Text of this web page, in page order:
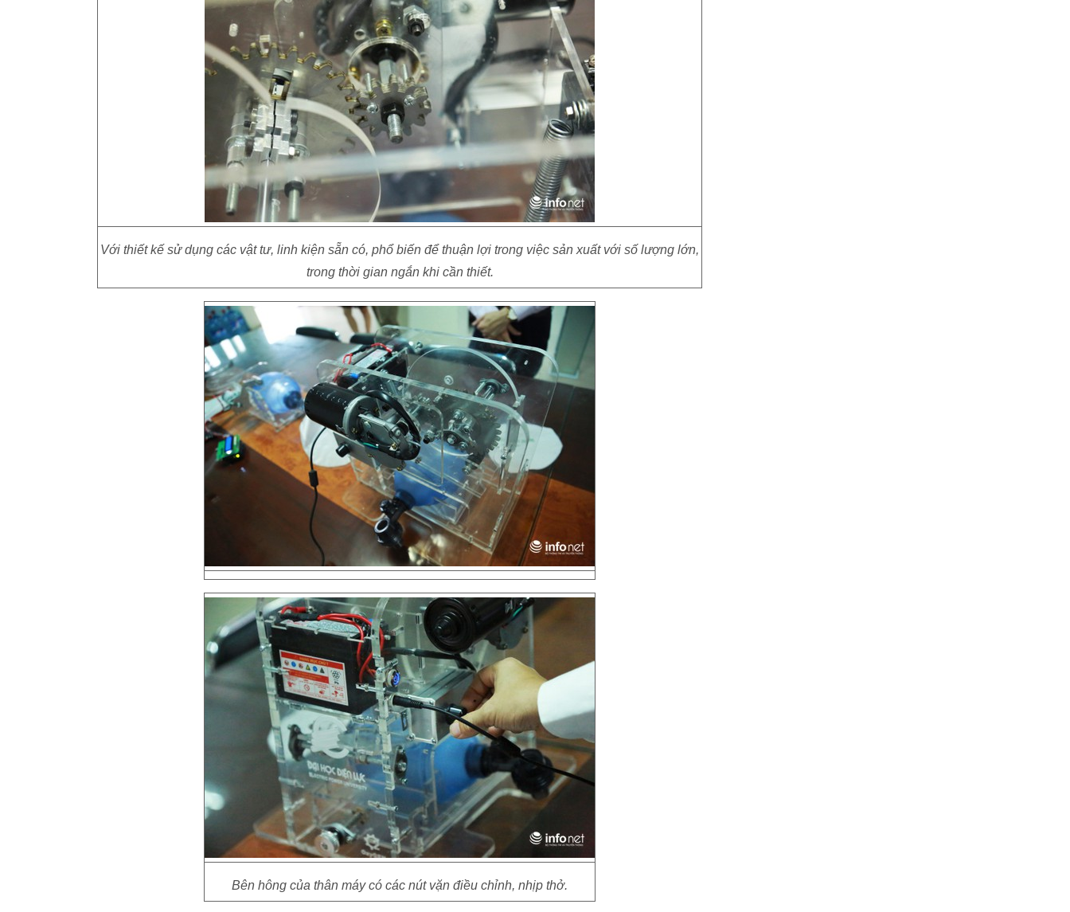
Với thiết kế sử dụng các vật tư, linh kiện sẵn có, phổ biến để thuận lợi trong việc sản xuất với số lượng lớn,
trong thời gian ngắn khi cần thiết.
Bên hông của thân máy có các nút vặn điều chỉnh, nhịp thở.